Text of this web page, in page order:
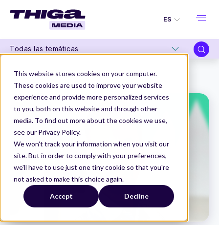
This website stores cookies on your computer.
These cookies are used to improve your website
experience and provide more personalized services
to you, both on this website and through other
media. To find out more about the cookies we use,
see our Privacy Policy.
We won't track your information when you visit our
site. But in order to comply with your preferences,
we'll have to use just one tiny cookie so that you're
not asked to make this choice again.
Accept Decline
ES
Todas las temáticas
Thiga Media
Product Management